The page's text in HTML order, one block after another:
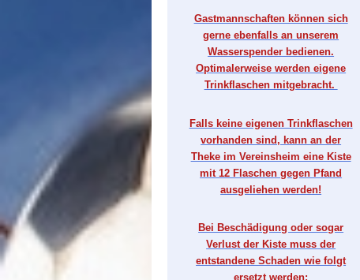
Gastmannschaften können sich
gerne ebenfalls an unserem
Wasserspender bedienen.
Optimalerweise werden eigene
Trinkflaschen mitgebracht.
Falls keine eigenen Trinkflaschen
vorhanden sind, kann an der
Theke im Vereinsheim eine Kiste
mit 12 Flaschen gegen Pfand
ausgeliehen werden!
Bei Beschädigung oder sogar
Verlust der Kiste muss der
entstandene Schaden wie folgt
ersetzt werden: